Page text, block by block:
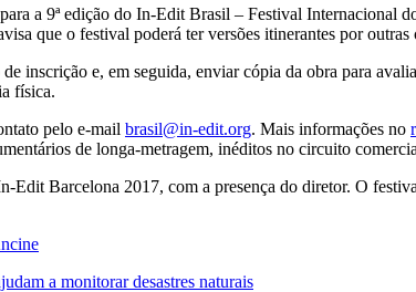
a 9ª edição do In-Edit Brasil – Festival
que o festival poderá ter versões itinerantes por outras
inscrição e, em seguida, enviar cópia da obra para
física.
pelo e-mail brasil@in-edit.org. Mais informações no
de longa-metragem, inéditos no circuito
Barcelona 2017, com a presença do diretor. O
a monitorar desastres naturais